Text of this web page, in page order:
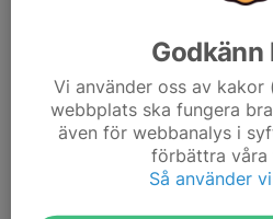
Godkänn
Vi använder oss av
webbplats ska fungera
även för webbanalys i
förbättra våra
Så använder